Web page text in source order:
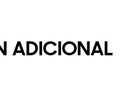
ADICIONAL